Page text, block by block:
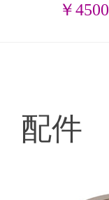
￥4500
配件